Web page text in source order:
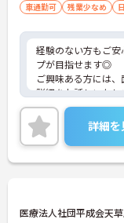
車通勤可 残業少なめ
経験のない方もご
プが目指せます◎
ご興味ある方には
詳細をお話しいた
い！
詳細を
医療法人社団平成会天